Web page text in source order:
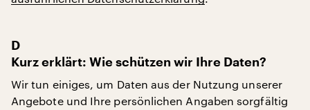
D
Kurz erklärt: Wie schützen wir Ihre Daten?
Wir tun einiges, um Daten aus der Nutzung unserer
Angebote und Ihre persönlichen Angaben sorgfältig